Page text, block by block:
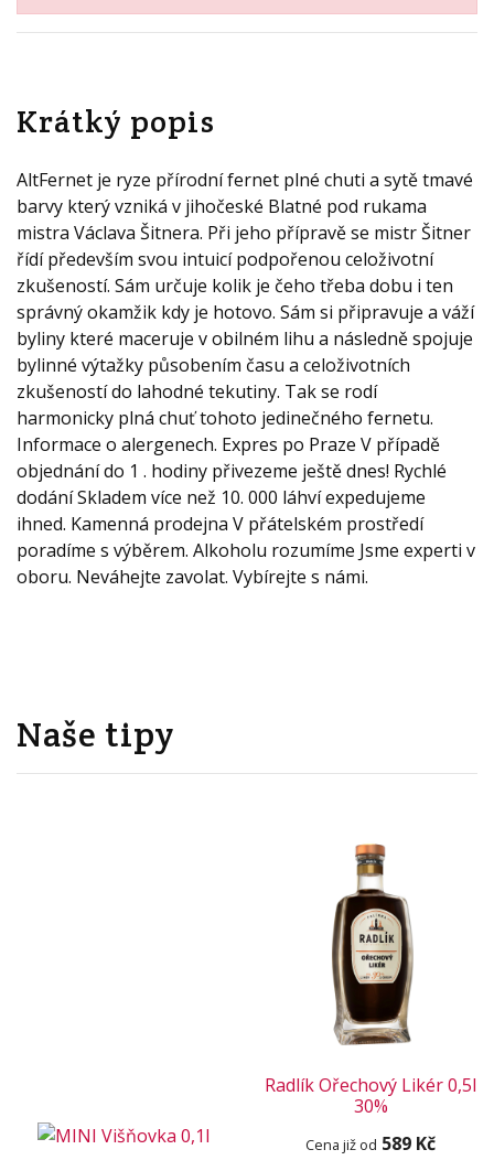
Krátký popis
AltFernet je ryze přírodní fernet plné chuti a sytě tmavé
barvy který vzniká v jihočeské Blatné pod rukama
mistra Václava Šitnera. Při jeho přípravě se mistr Šitner
řídí především svou intuicí podpořenou celoživotní
zkušeností. Sám určuje kolik je čeho třeba dobu i ten
správný okamžik kdy je hotovo. Sám si připravuje a váží
byliny které maceruje v obilném lihu a následně spojuje
bylinné výtažky působením času a celoživotních
zkušeností do lahodné tekutiny. Tak se rodí
harmonicky plná chuť tohoto jedinečného fernetu.
Informace o alergenech. Expres po Praze V případě
objednání do 1 . hodiny přivezeme ještě dnes! Rychlé
dodání Skladem více než 10. 000 láhví expedujeme
ihned. Kamenná prodejna V přátelském prostředí
poradíme s výběrem. Alkoholu rozumíme Jsme experti v
oboru. Neváhejte zavolat. Vybírejte s námi.
Naše tipy
Radlík Ořechový Likér 0,5l
30%
Cena již od 589 Kč